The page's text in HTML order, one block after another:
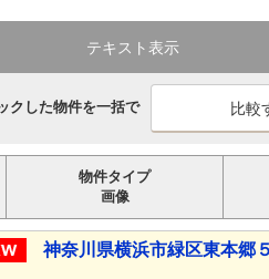
テキスト表示
クした物件を一括で
物件タイプ
画像
神奈川県横浜市緑区東本郷